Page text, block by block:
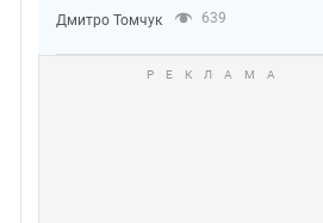
Дмитро Томчук 639